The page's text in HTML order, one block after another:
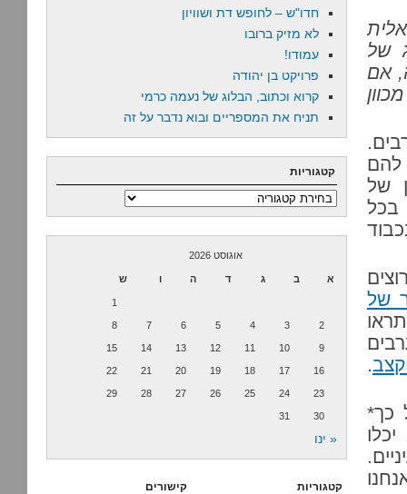
של
,אם
להם
של
בכל
של
קצב.
כך*
חדו"ש – לחופש דת ושוויון
לא מזיק ברובו
עמודו!
פרויקט בן יהודה
קרוא וכתוב, הבלוג של נעמה כרמי
תניח את המספריים ובוא נדבר על זה
קטגוריות
קטגוריות
אוגוסט 2026
א ב ג ד ה ו ש
1
2
3
4
5
6
7
8
9
10
11
12
13
14
15
16
17
18
19
20
21
22
23
24
25
26
27
28
29
30
31
« ינו
קטגוריות קישורים